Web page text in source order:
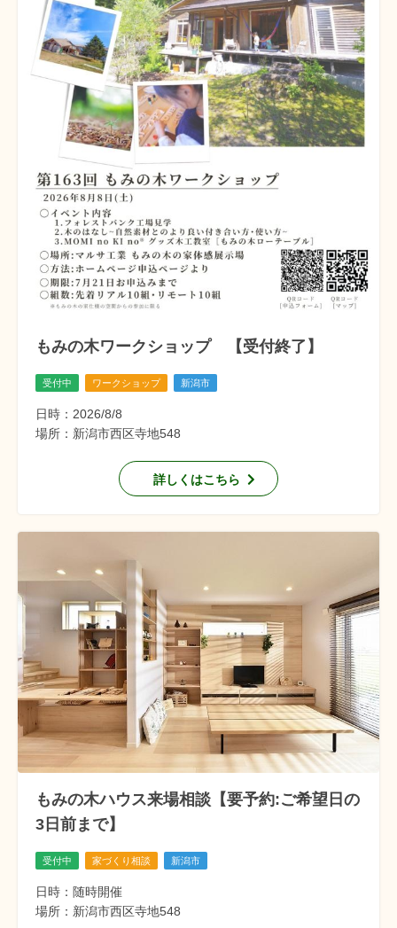
もみの木ワークショップ 【受付終了】
受付中 ワークショップ 新潟市
日時：2026/8/8
場所：新潟市西区寺地548
詳しくはこちら
もみの木ハウス来場相談【要予約:ご希望日の
3日前まで】
受付中 家づくり相談 新潟市
日時：随時開催
場所：新潟市西区寺地548